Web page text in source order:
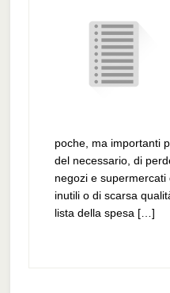
poche, ma importanti
del necessario, di
negozi e
inutili o di scarsa
lista della spesa […]